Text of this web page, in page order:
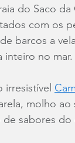
do Saco
com os
barcos a
inteiro no mar.
irresistível
molho
sabores